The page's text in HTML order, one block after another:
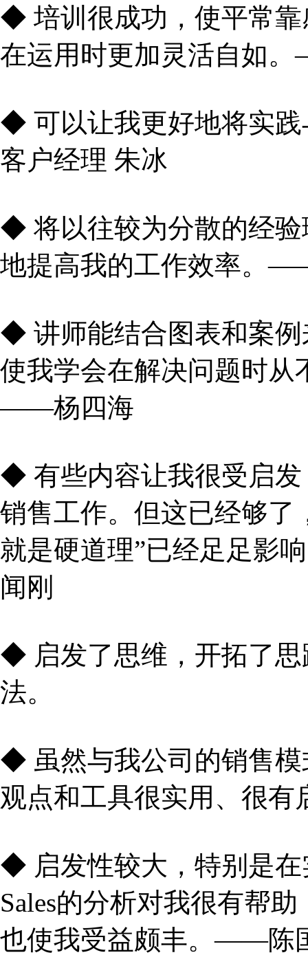
◆ 培训很成功，使平常
在运用时更加灵活自如
◆ 可以让我更好地将实
客户经理 朱冰
◆ 将以往较为分散的经
地提高我的工作效率。
◆ 讲师能结合图表和案
使我学会在解决问题时从
——杨四海
◆ 有些内容让我很受启
销售工作。但这已经够了
就是硬道理”已经足足影
闻刚
◆ 启发了思维，开拓了
法。
◆ 虽然与我公司的销售
观点和工具很实用、很有
◆ 启发性较大，特别是
Sales的分析对我很有帮
也使我受益颇丰。——陈